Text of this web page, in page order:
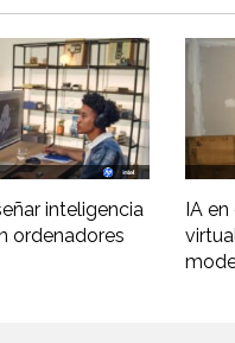
inteligencia
ordenadores
IA